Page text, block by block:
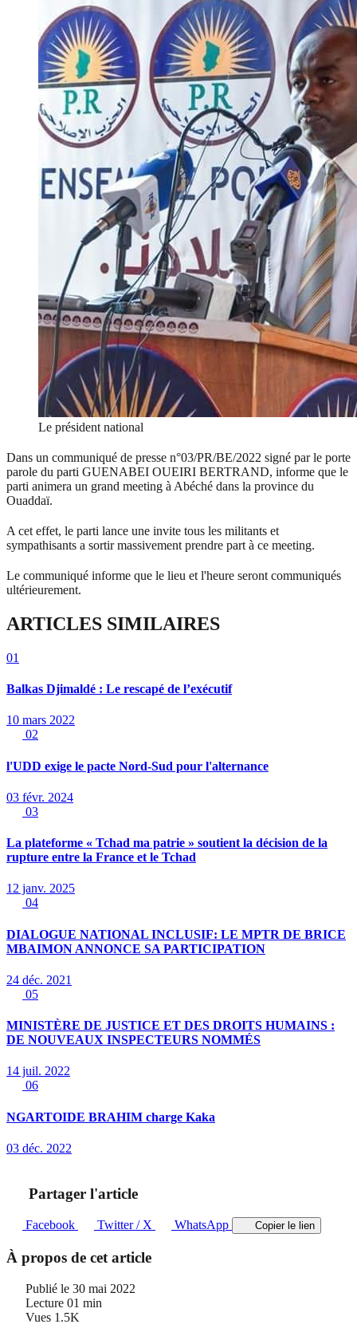
Le président national
Dans un communiqué de presse n°03/PR/BE/2022 signé par le porte
parole du parti GUENABEI OUEIRI BERTRAND, informe que le
parti animera un grand meeting à Abéché dans la province du
Ouaddaï.
A cet effet, le parti lance une invite tous les militants et
sympathisants a sortir massivement prendre part à ce meeting.
Le communiqué informe que le lieu et l'heure seront communiqués
ultérieurement.
ARTICLES SIMILAIRES
01
Balkas Djimaldé : Le rescapé de l’exécutif
10 mars 2022
02
l'UDD exige le pacte Nord-Sud pour l'alternance
03 févr. 2024
03
La plateforme « Tchad ma patrie » soutient la décision de la
rupture entre la France et le Tchad
12 janv. 2025
04
DIALOGUE NATIONAL INCLUSIF: LE MPTR DE BRICE
MBAIMON ANNONCE SA PARTICIPATION
24 déc. 2021
05
MINISTÈRE DE JUSTICE ET DES DROITS HUMAINS :
DE NOUVEAUX INSPECTEURS NOMMÉS
14 juil. 2022
06
NGARTOIDE BRAHIM charge Kaka
03 déc. 2022
Partager l'article
Facebook Twitter / X WhatsApp Copier le lien
À propos de cet article
Publié le 30 mai 2022
Lecture 01 min
Vues 1.5K